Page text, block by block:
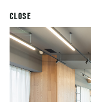
CLOSE